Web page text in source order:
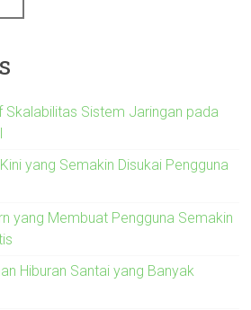
Skalabilitas Sistem Jaringan pada
yang Semakin Disukai Pengguna
yang Membuat Pengguna Semakin
Hiburan Santai yang Banyak